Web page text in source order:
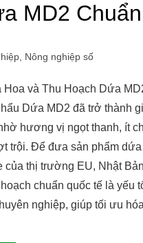
MD2
, Nông nghiệp số
Hoa và Thu Hoạch Dứa
Dứa MD2 đã trở thành
hương vị ngọt thanh, ít
trội. Để đưa sản phẩm
của thị trường EU, Nhật
chuẩn quốc tế là yếu
nghiệp, giúp tối ưu